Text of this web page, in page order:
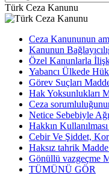
Türk Ceza Kanunu
Ceza Kanununun
Kanunun
Özel Kanunlarla
Yabancı Ülkede
Görev Suçları
Hak Yoksunlukları
Ceza
Netice Sebebiyle
Hakkın
Cebir Ve Şiddet,
Haksız tahrik
Gönüllü vazgeçme
TÜMÜNÜ GÖR